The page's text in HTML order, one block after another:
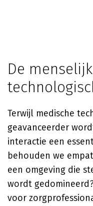
De
Terwijl medische
geavanceerder
interactie een
behouden we
een omgeving die
wordt
voor